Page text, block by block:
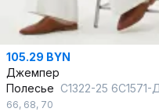
105.29 BYN
Джемпер
Полесье С1322-25 6С1571-Д43
66, 68, 70